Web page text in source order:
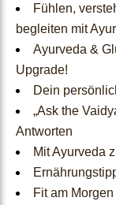
Us
About Us
Unsere Reise
Qualität
Ökologisches
Verständnis
Fühlen, verstehen, loslassen – Emotionen achtsam
begleiten mit
Ayurveda & Glück: 10 Tipps für dein Happiness-
Upgrade!
Dein
„Ask the Vaidya“ – Die spannendsten Fragen &
Antworten
Mit
Fit am